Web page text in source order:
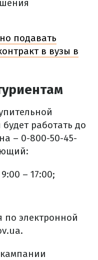
подавать
в вузы в
работать до
– 0-800-50-45-
– 17:00;
электронной